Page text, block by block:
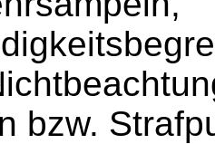
bzw.